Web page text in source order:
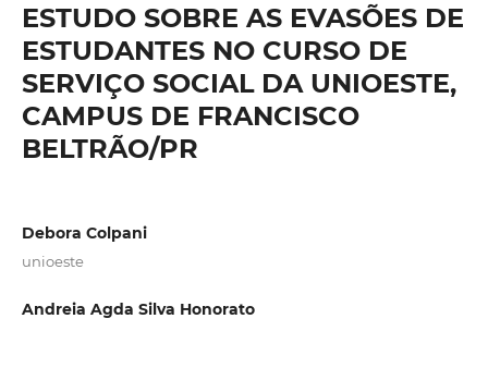
ESTUDO SOBRE AS EVASÕES DE
ESTUDANTES NO CURSO DE
SERVIÇO SOCIAL DA UNIOESTE,
CAMPUS DE FRANCISCO
BELTRÃO/PR
Debora Colpani
unioeste
Andreia Agda Silva Honorato